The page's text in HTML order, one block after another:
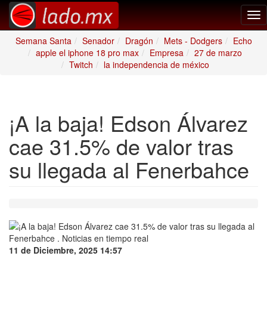
Semana Santa
Senador Dragón Mets - Dodgers
Echo
apple el iphone 18 pro max
Empresa
27 de marzo
Twitch
la independencia de méxico
¡A la baja! Edson Álvarez
cae 31.5% de valor tras
su llegada al Fenerbahce
11 de Diciembre, 2025 14:57